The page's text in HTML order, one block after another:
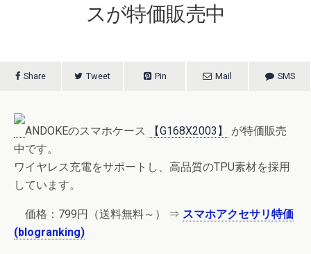
スが特価販売中
Share Tweet Pin Mail SMS
ANDOKEのスマホケース 【G168X2003】
が特価販売
中です。
ワイヤレス充電をサポートし、高品質のTPU素材を採用
しています。
価格： 799円 （送料無料～） ⇒ スマホアクセサリ特価
(blogranking)